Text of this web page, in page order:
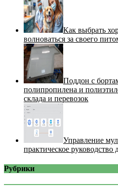
Как выбрать
волноваться за своего
Поддон с
полипропилена и
склада и перевозок
Управление
практическое руководство
Рубрики